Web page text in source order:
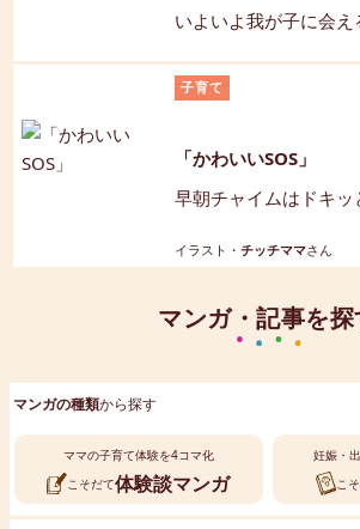
新されるのでお楽しみ
いよいよ我が子に会
産に関する情報やママ
ました♪
イラスト・ チッチママさん
「かわいいSOS」
早朝チャイムはドキッ
子育て
マンガ・記事を探
マンガの種類から探す
ママの子育て体験を4コマ化
こそだて体験談マンガ
妊娠・
こ